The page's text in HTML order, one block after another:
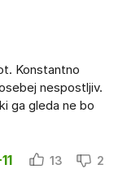
Konstantno
nespostljiv.
ga gleda ne bo
13 2